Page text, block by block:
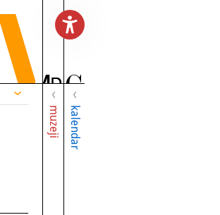
muzeji kalendar